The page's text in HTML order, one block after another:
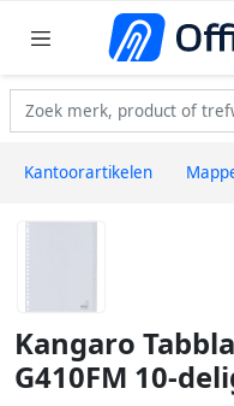
Kantoorartikelen
Kangaro
G410FM 10-